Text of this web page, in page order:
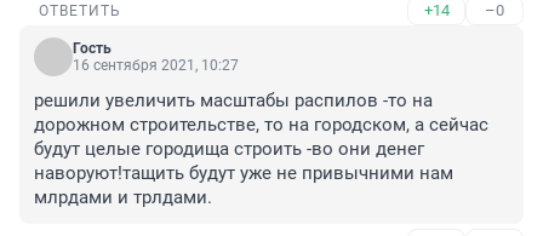
ОТВЕТИТЬ +14 –0
Гость
16 сентября 2021, 10:27
решили увеличить масштабы распилов -то на
дорожном строительстве, то на городском, а сейчас
будут целые городища строить -во они денег
наворуют!тащить будут уже не привычними нам
млрдами и трлдами.